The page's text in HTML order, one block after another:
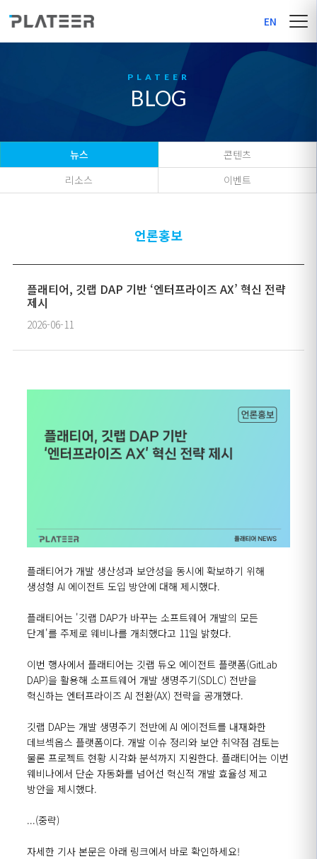
EN
BLOG
뉴스
콘텐츠
리소스
이벤트
언론홍보
플래티어, 깃랩 DAP 기반 ‘엔터프라이즈 AX’ 혁신 전략
제시
2026-06-11
플래티어가 개발 생산성과 보안성을 동시에 확보하기 위해
생성형 AI 에이전트 도입 방안에 대해 제시했다.
플래티어는 '깃랩 DAP가 바꾸는 소프트웨어 개발의 모든
단계'를 주제로 웨비나를 개최했다고 11일 밝혔다.
이번 행사에서 플래티어는 깃랩 듀오 에이전트 플랫폼(GitLab
DAP)을 활용해 소프트웨어 개발 생명주기(SDLC) 전반을
혁신하는 엔터프라이즈 AI 전환(AX) 전략을 공개했다.
깃랩 DAP는 개발 생명주기 전반에 AI 에이전트를 내재화한
데브섹옵스 플랫폼이다. 개발 이슈 정리와 보안 취약점 검토는
물론 프로젝트 현황 시각화 분석까지 지원한다. 플래티어는 이번
웨비나에서 단순 자동화를 넘어선 혁신적 개발 효율성 제고
방안을 제시했다.
...(중략)
자세한 기사 본문은 아래 링크에서 바로 확인하세요!